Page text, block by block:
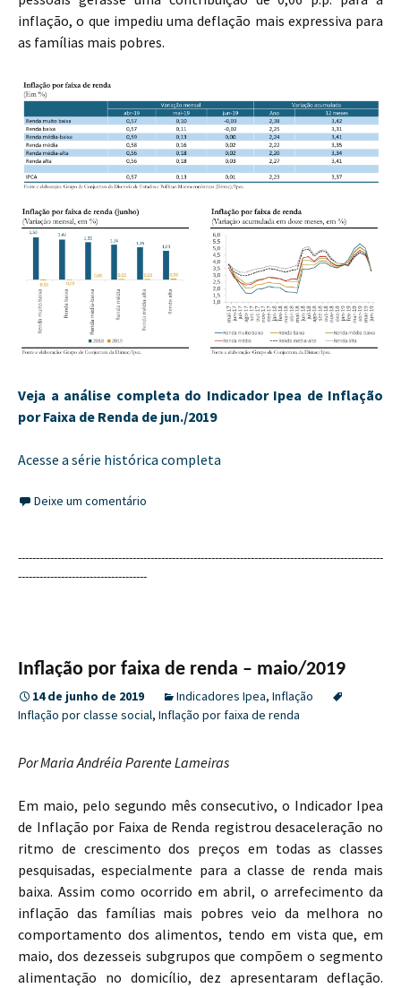
inflação, o que impediu uma deflação mais expressiva para
as famílias mais pobres.
Veja a análise completa do Indicador Ipea de Inflação
por Faixa de Renda de jun./2019
Acesse a série histórica completa
Deixe um comentário
------------------------------------------------------------------------------------------------------
------------------------------------
Inflação por faixa de renda – maio/2019
14 de junho de 2019 Indicadores Ipea, Inflação
Inflação por classe social, Inflação por faixa de renda
Por Maria Andréia Parente Lameiras
Em maio, pelo segundo mês consecutivo, o Indicador Ipea
de Inflação por Faixa de Renda registrou desaceleração no
ritmo de crescimento dos preços em todas as classes
pesquisadas, especialmente para a classe de renda mais
baixa. Assim como ocorrido em abril, o arrefecimento da
inflação das famílias mais pobres veio da melhora no
comportamento dos alimentos, tendo em vista que, em
maio, dos dezesseis subgrupos que compõem o segmento
alimentação no domicílio, dez apresentaram deflação.